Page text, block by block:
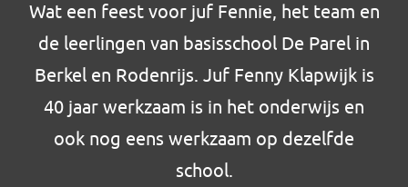
Wat een feest voor juf Fennie, het team en
de leerlingen van basisschool De Parel in
Berkel en Rodenrijs. Juf Fenny Klapwijk is
40 jaar werkzaam is in het onderwijs en
ook nog eens werkzaam op dezelfde
school.